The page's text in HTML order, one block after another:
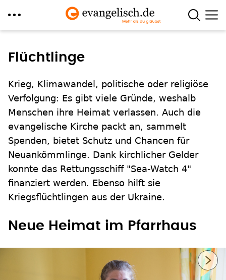
zum
Flüchtlinge
Krieg, Klimawandel, politische oder religiöse
Verfolgung: Es gibt viele Gründe, weshalb
Menschen ihre Heimat verlassen. Auch die
evangelische Kirche packt an, sammelt
Spenden, bietet Schutz und Chancen für
Neuankömmlinge. Dank kirchlicher Gelder
konnte das Rettungsschiff "Sea-Watch 4"
finanziert werden. Ebenso hilft sie
Kriegsflüchtlingen aus der Ukraine.
Neue Heimat im Pfarrhaus